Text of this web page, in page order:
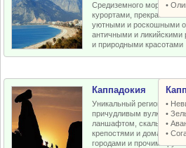
Средиземного моря с
курортами, прекрасными
уютными и роскошными
античными и ликийскими
и природными красотами
•
Каппадокия
Уникальный регион
причудливым
ланшафтом, скальными
крепостями и домами,
городами и прочими
•
•
•
•